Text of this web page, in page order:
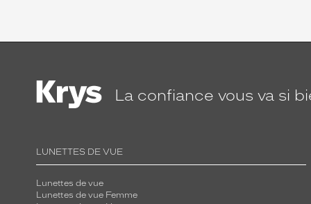
La confiance vous va si
LUNETTES DE VUE
Lunettes de vue
Lunettes de vue Femme